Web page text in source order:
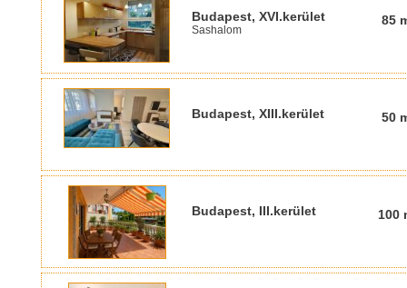
Budapest, XVI.kerület
Sashalom
85
Budapest, XIII.kerület 50
Budapest, III.kerület 100